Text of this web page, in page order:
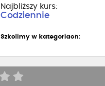
Najbliższy kurs:
Codziennie
Szkolimy w kategoriach: